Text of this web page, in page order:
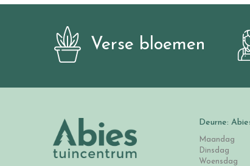
Verse bloemen
Deurne:
Maandag
Dinsdag
Woensdag